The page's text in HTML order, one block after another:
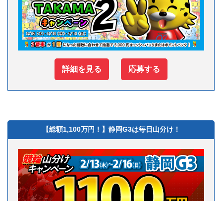
詳細を見る 応募する
【総額1,100万円！】静岡G3は毎日山分け！